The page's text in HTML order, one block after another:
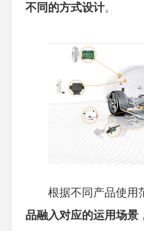
不同的方式设计。
根据不同产品使用
品融入对应的运用场景